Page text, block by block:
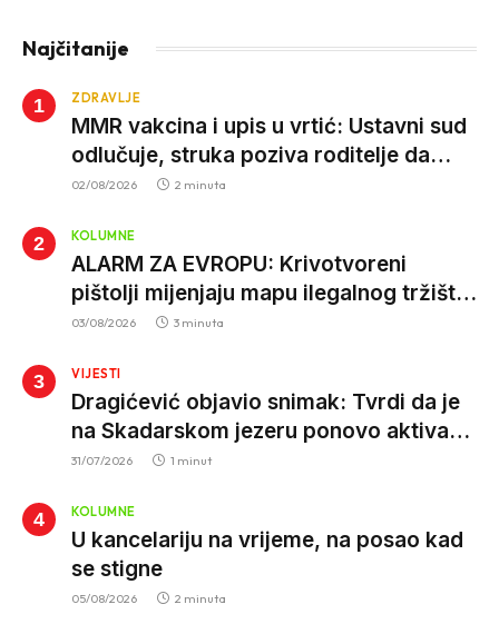
Najčitanije
ZDRAVLJE
MMR vakcina i upis u vrtić: Ustavni sud
odlučuje, struka poziva roditelje da
vjeruju nauci
02/08/2026 2 minuta
KOLUMNE
ALARM ZA EVROPU: Krivotvoreni
pištolji mijenjaju mapu ilegalnog tržišta,
istrage ukazuju na proizvodnju van EU
03/08/2026 3 minuta
VIJESTI
Dragićević objavio snimak: Tvrdi da je
na Skadarskom jezeru ponovo aktivan
krivolov strujom
31/07/2026 1 minut
KOLUMNE
U kancelariju na vrijeme, na posao kad
se stigne
05/08/2026 2 minuta